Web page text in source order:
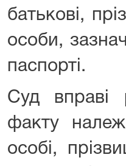
батькові,
особи,
паспорті.
Суд вправі
факту
особі,